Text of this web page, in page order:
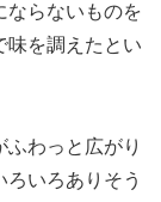
ならないものを
味を調えたとい
わっと広がり
いろありそう